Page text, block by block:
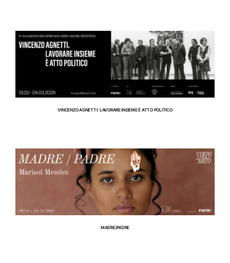
RIFUGIO DIGITALE MOSTRE
VINCENZO AGNETTI. LAVORARE INSIEME È ATTO POLITICO
RIFUGIO DIGITALE MOSTRE
MADRE/PADRE